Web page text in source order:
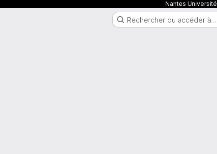
Nantes Université
Rechercher ou accéder à…